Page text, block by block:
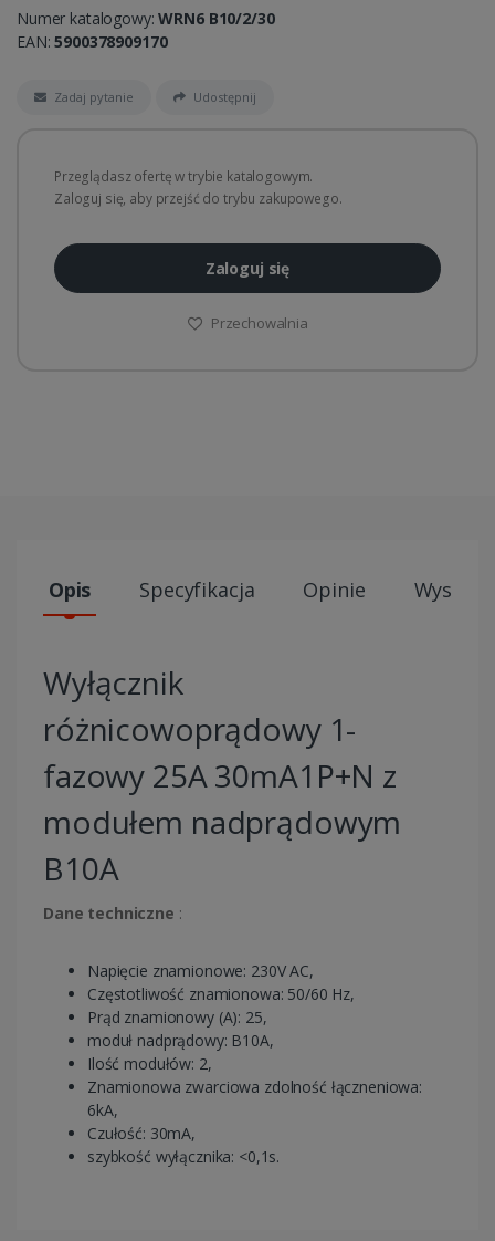
Numer katalogowy:WRN6 B10/2/30
EAN:5900378909170
Zadaj pytanie Udostępnij
Przeglądasz ofertę w trybie katalogowym.
Zaloguj się, aby przejść do trybu zakupowego.
Zaloguj się
Przechowalnia
Opis Specyfikacja Opinie Wysyłki
Wyłącznik
różnicowoprądowy 1-
fazowy 25A 30mA1P+N z
modułem nadprądowym
B10A
Dane techniczne :
Napięcie znamionowe: 230V AC,
Częstotliwość znamionowa: 50/60 Hz,
Prąd znamionowy (A): 25,
moduł nadprądowy: B10A,
Ilość modułów: 2,
Znamionowa zwarciowa zdolność łączneniowa:
6kA,
Czułość: 30mA,
szybkość wyłącznika: <0,1s.